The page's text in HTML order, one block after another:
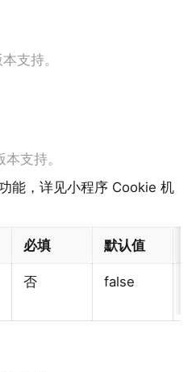
支持。
支持。
能，详见小程序 Cookie 机
必填 默认值
否 false